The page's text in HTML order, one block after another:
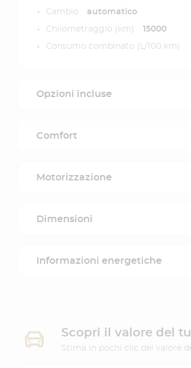
Cambio automatico
Chilometraggio (km) 15000
Consumo combinato (L/100 km)
Opzioni incluse
Comfort
Motorizzazione
Dimensioni
Informazioni energetiche
Scopri il valore del
Stima in pochi clic del valore